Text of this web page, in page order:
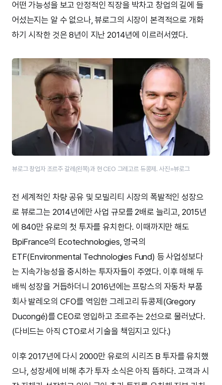
어떤 가능성을 보고 안정적인 직장을 박차고 창업의 길에 들
어섰는지는 알 수 없으나, 뷰로그의 시장이 본격적으로 개화
하기 시작한 것은 8년이 지난 2014년에 이르러서였다.
뷰로그 창업자 조르주 갈레(왼쪽)과 현 CEO 그레고르 듀콩제. 사진=뷰로그
전 세계적인 차량 공유 및 모빌리티 시장의 폭발적인 성장으
로 뷰로그는 2014년에만 사업 규모를 2배로 늘리고, 2015년
에 840만 유로의 첫 투자를 유치한다. 이때까지만 해도
BpiFrance의 Ecotechnologies, 영국의
ETF(Environmental Technologies Fund) 등 사업성보다
는 지속가능성을 중시하는 투자자들이 주였다. 이후 매해 두
배씩 성장을 거듭하더니 2016년에는 프랑스의 자동차 부품
회사 발레오의 CFO를 역임한 그레고리 듀콩제(Gregory
Ducongé)를 CEO로 영입하고 조르주는 2선으로 물러났다.
(다비드는 아직 CTO로서 기술을 책임지고 있다.)
이후 2017년에 다시 2000만 유로의 시리즈 B 투자를 유치했
으나, 성장세에 비해 추가 투자 소식은 아직 뜸하다. 고객과 시